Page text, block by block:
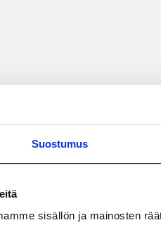
Suostumus
sisällön ja mainosten